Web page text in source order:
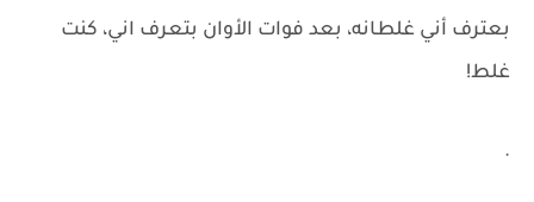
بعترف أني غلطانه، بعد فوات الأوان بتعرف اني، كنت
غلط!
.